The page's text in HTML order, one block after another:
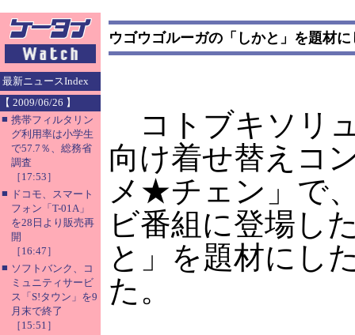
最新ニュースIndex
【 2009/06/26 】
■ 携帯フィルタリン
グ利用率は小学生
で57.7％、総務省
調査
［17:53］
■ ドコモ、スマート
フォン「T-01A」
を28日より販売再
開
［16:47］
■ ソフトバンク、コ
ミュニティサービ
ス「S!タウン」を9
月末で終了
［15:51］
ウゴウゴルーガの「しかと」を題材
コトブキソリ
向け着せ替えコ
メ★チェン」で
ビ番組に登場し
と」を題材にし
た。